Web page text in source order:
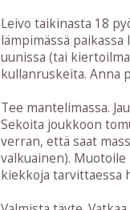
Leivo taikinasta 18
lämpimässä
uunissa (tai
kullanruskeita. Anna
Tee mantelimassa.
Sekoita joukkoon
verran, että saat
valkuainen).
kiekkoja tarvittaessa